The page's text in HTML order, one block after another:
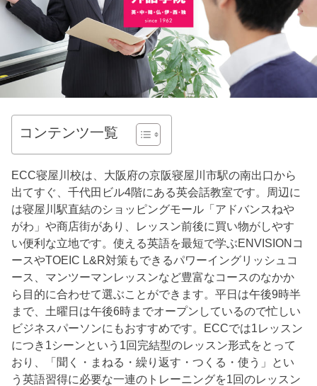
コンテンツ一覧
ECC寝屋川校は、大阪府の京阪寝屋川市駅の南出口から
出てすぐ、千代田ビル4階にある英会話教室です。周辺に
は寝屋川駅直結のショッピングモール「アドバンスねや
がわ」や商店街があり、レッスン前後に買い物がしやす
い便利な立地です。使える英語を最短で学ぶENVISIONコ
ースやTOEIC L&R対策もできるパワーイングリッシュコ
ース、マンツーマンレッスンなど豊富なコースのなかか
ら目的に合わせて選ぶことができます。平日は午後9時半
まで、土曜日は午後6時までオープンしているので忙しい
ビジネスパーソンにもおすすめです。ECCでは1レッスン
につき1シーンという1回完結型のレッスン形式をとって
おり、「聞く・まねる・繰り返す・つくる・使う」とい
う英語習得に必要な一連のトレーニングを1回のレッスン